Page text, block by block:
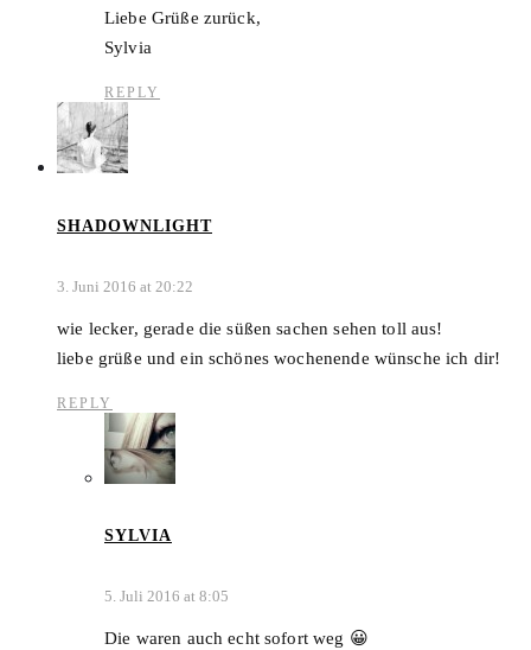
Liebe Grüße zurück,
Sylvia
REPLY
SHADOWNLIGHT
3. Juni 2016 at 20:22
wie lecker, gerade die süßen sachen sehen toll aus!
liebe grüße und ein schönes wochenende wünsche ich dir!
REPLY
SYLVIA
5. Juli 2016 at 8:05
Die waren auch echt sofort weg 😀